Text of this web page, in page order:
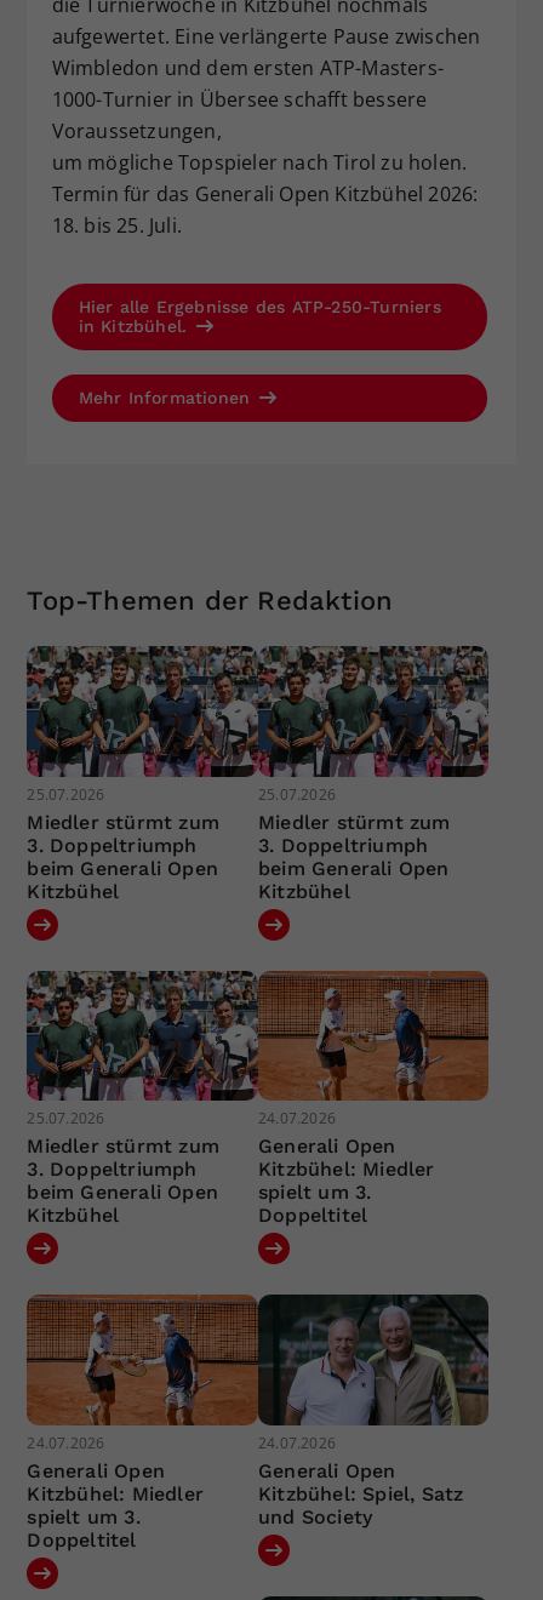
aufgewertet. Eine verlängerte Pause zwischen
Wimbledon und dem ersten ATP-Masters-
1000-Turnier in Übersee schafft bessere
Voraussetzungen,
um mögliche Topspieler nach Tirol zu holen.
Termin für das Generali Open Kitzbühel 2026:
18. bis 25. Juli.
Hier alle Ergebnisse des ATP-250-Turniers
in Kitzbühel.
Mehr Informationen
Top-Themen der Redaktion
25.07.2026
Miedler stürmt zum
3. Doppeltriumph
beim Generali Open
Kitzbühel
25.07.2026
Miedler stürmt zum
3. Doppeltriumph
beim Generali Open
Kitzbühel
25.07.2026
Miedler stürmt zum
3. Doppeltriumph
beim Generali Open
Kitzbühel
24.07.2026
Generali Open
Kitzbühel: Miedler
spielt um 3.
Doppeltitel
24.07.2026
Generali Open
Kitzbühel: Miedler
spielt um 3.
Doppeltitel
24.07.2026
Generali Open
Kitzbühel: Spiel, Satz
und Society